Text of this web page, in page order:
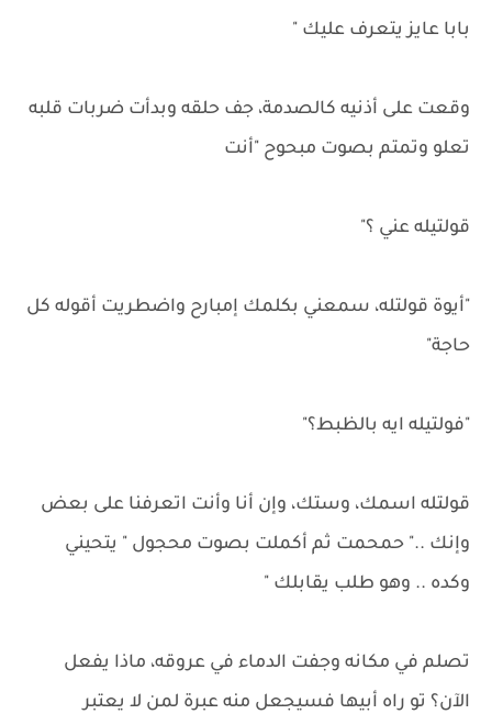
بابا عايز يتعرف عليك "
وقعت على أذنيه كالصدمة، جف حلقه وبدأت ضربات قلبه
تعلو وتمتم بصوت مبحوح "أنت
قولتيله عني ؟"
"أيوة قولتله، سمعني بكلمك إمبارح واضطريت أقوله كل
حاجة"
"فولتيله ايه بالظبط؟"
قولتله اسمك، وستك، وإن أنا وأنت اتعرفنا على بعض
وإنك .." حمحمت ثم أكملت بصوت محجول " يتحيني
وكده .. وهو طلب يقابلك "
تصلم في مكانه وجفت الدماء في عروقه، ماذا يفعل
الآن؟ تو راه أبيها فسيجعل منه عبرة لمن لا يعتبر